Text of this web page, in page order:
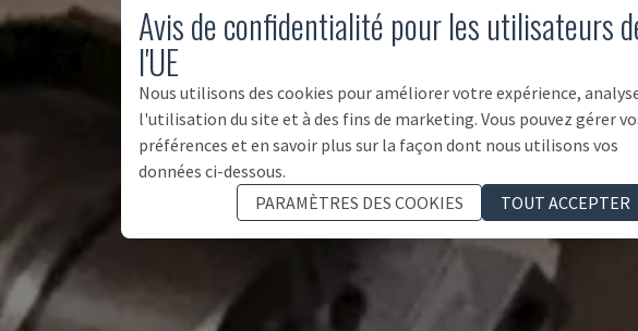
Avis de confidentialité pour les utilisateurs
l'UE
Nous utilisons des cookies pour améliorer votre expérience,
l'utilisation du site et à des fins de marketing. Vous pouvez gérer
préférences et en savoir plus sur la façon dont nous utilisons vos
données ci-dessous.
PARAMÈTRES DES COOKIES
TOUT ACCEPTER